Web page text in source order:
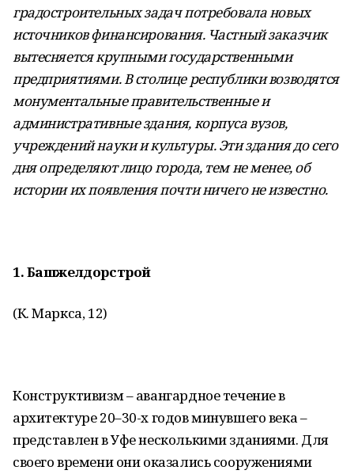
градостроительных задач потребовала новых
источников финансирования. Частный заказчик
вытесняется крупными государственными
предприятиями. В столице республики возводятся
монументальные правительственные и
административные здания, корпуса вузов,
учреждений науки и культуры. Эти здания до сего
дня определяют лицо города, тем не менее, об
истории их появления почти ничего не известно.
1.Башжелдорстрой
(К. Маркса, 12)
Конструктивизм – авангардное течение в
архитектуре 20–30-х годов минувшего века –
представлен в Уфе несколькими зданиями. Для
своего времени они оказались сооружениями